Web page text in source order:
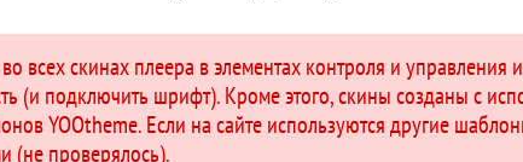
всех скинах плеера в элементах контроля и управления
(и подключить шрифт). Кроме этого, скины созданы с
YOOtheme. Если на сайте используются другие
(не проверялось).